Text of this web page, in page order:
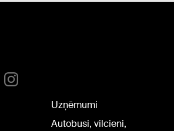
Uzņēmumi
Autobusi, vilcieni,